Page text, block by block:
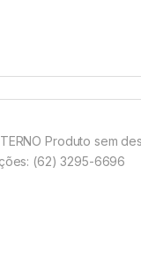
Produto sem
(62) 3295-6696